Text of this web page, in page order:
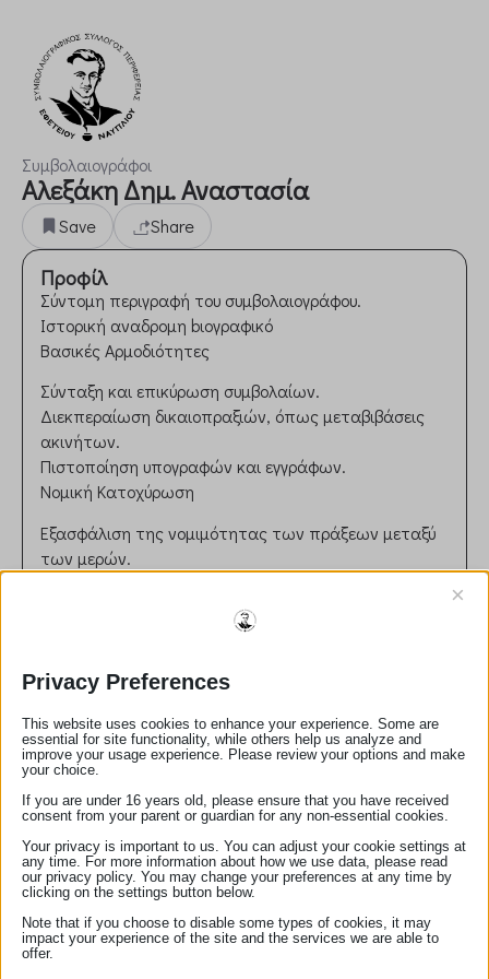
Συμβολαιογράφοι
Αλεξάκη Δημ. Αναστασία
Save Share
Προφίλ
Σύντομη περιγραφή του συμβολαιογράφου.
Ιστορική αναδρομη bιογραφικό
Βασικές Αρμοδιότητες
Σύνταξη και επικύρωση συμβολαίων.
Διεκπεραίωση δικαιοπραξιών, όπως μεταβιβάσεις
ακινήτων.
Πιστοποίηση υπογραφών και εγγράφων.
Νομική Κατοχύρωση
Εξασφάλιση της νομιμότητας των πράξεων μεταξύ
των μερών.
Συμβολή στην πρόληψη νομικών διαφορών μέσω
σωστής διατύπωσης και επικύρωσης εγγράφων.
Παροχή ανεξάρτητης και αντικειμενικής συμβουλής
στους πελάτες.
Ηθικές και Επαγγελματικές Αρχές
Τήρηση απορρήτου και εχεμύθειας.
Αμεροληψία και ευθυκρισία στη διεκπεραίωση των
καθηκόντων.
Αριθμός Μητρώου:
email:alexakian@yahoo.gr
τηλέφωνο:
Privacy Preferences
×
This website uses cookies to enhance your experience. Some are
essential for site functionality, while others help us analyze and
improve your usage experience. Please review your options and make
your choice.
If you are under 16 years old, please ensure that you have received
consent from your parent or guardian for any non-essential cookies.
Your privacy is important to us. You can adjust your cookie settings at
any time. For more information about how we use data, please read
our privacy policy. You may change your preferences at any time by
clicking on the settings button below.
Note that if you choose to disable some types of cookies, it may
impact your experience of the site and the services we are able to
offer.